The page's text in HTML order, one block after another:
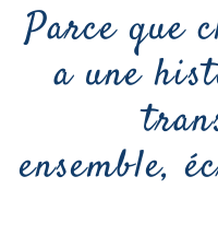
Parce que
a une
ensemble,